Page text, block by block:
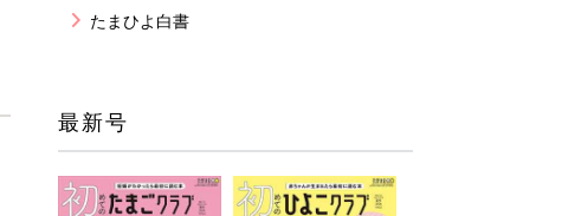
たまひよ白書
最新号